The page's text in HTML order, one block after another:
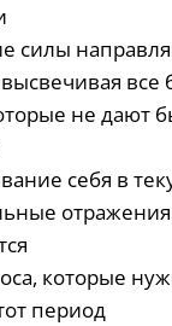
силы
все
не дают
себя в
которые
период